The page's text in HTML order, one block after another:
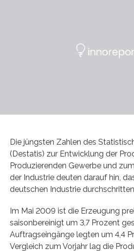
Die jüngsten Zahlen des
(Destatis) zur Entwicklung der
Produzierenden Gewerbe und
der Industrie deuten darauf hin,
deutschen Industrie
Im Mai 2009 ist die Erzeugung
saisonbereinigt um 3,7 Prozent
Auftragseingänge legten um 4,4
Vergleich zum Vorjahr lag die